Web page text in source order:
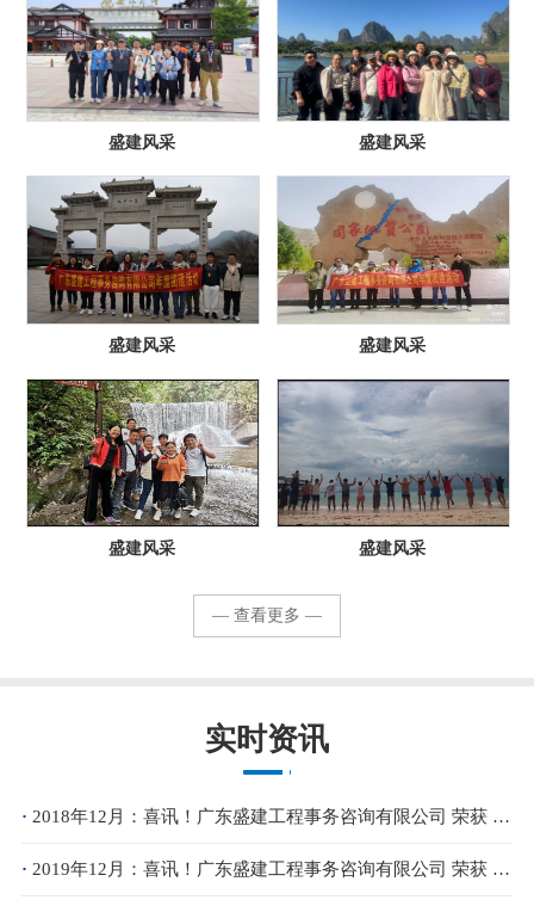
盛建风采 盛建风采
盛建风采 盛建风采
盛建风采 盛建风采
— 查看更多 —
实时资讯
· 2018年12月：喜讯！广东盛建工程事务咨询有限公司 荣获 佛山市造价咨询与招标采购协会 授予2018年度优秀会员单位 荣誉称号！
· 2019年12月：喜讯！广东盛建工程事务咨询有限公司 荣获 佛山市造价咨询与招标采购协会 授予2019年度优秀会员单位 荣誉称号！